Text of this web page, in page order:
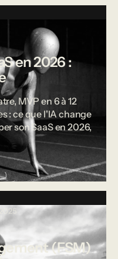
en 2026 :
MVP en 6 à 12
: ce que l'IA change
son SaaS en 2026,
2025
(FSM)